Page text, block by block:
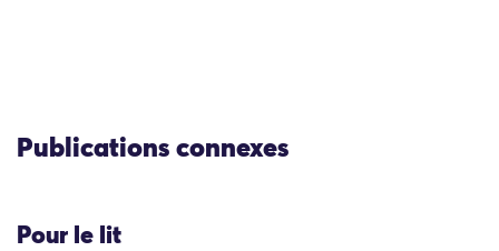
Publications connexes
Pour le lit